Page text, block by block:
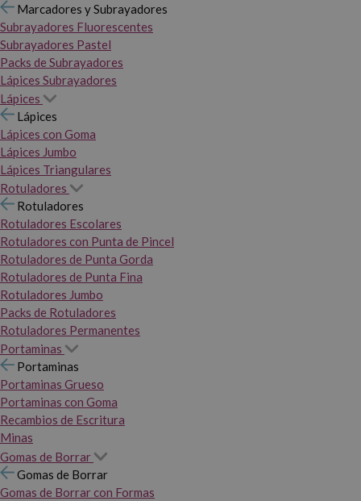
Marcadores y Subrayadores
Subrayadores Fluorescentes
Subrayadores Pastel
Packs de Subrayadores
Lápices Subrayadores
Lápices
Lápices
Lápices con Goma
Lápices Jumbo
Lápices Triangulares
Rotuladores
Rotuladores
Rotuladores Escolares
Rotuladores con Punta de Pincel
Rotuladores de Punta Gorda
Rotuladores de Punta Fina
Rotuladores Jumbo
Packs de Rotuladores
Rotuladores Permanentes
Portaminas
Portaminas
Portaminas Grueso
Portaminas con Goma
Recambios de Escritura
Minas
Gomas de Borrar
Gomas de Borrar
Gomas de Borrar con Formas